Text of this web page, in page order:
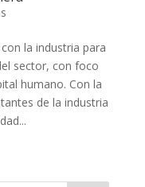
la industria para
sector, con foco
humano. Con la
de la industria